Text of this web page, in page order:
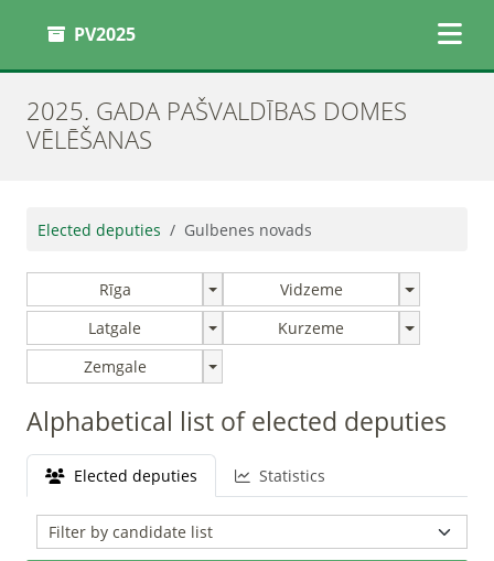
PV2025
2025. GADA PAŠVALDĪBAS DOMES
VĒLĒŠANAS
Elected deputies Gulbenes novads
Rīga
Vidzeme
Latgale
Kurzeme
Zemgale
Alphabetical list of elected deputies
Elected deputies Statistics